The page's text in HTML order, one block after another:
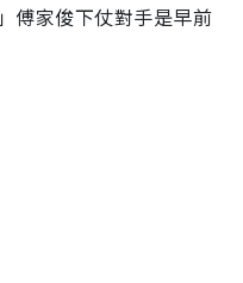
傅家俊下仗對手是早前